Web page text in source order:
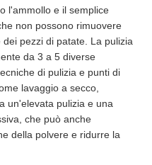
l'ammollo e il semplice
non possono rimuovere
pezzi di patate. La pulizia
da 3 a 5 diverse
di pulizia e punti di
lavaggio a secco,
un'elevata pulizia e una
che può anche
della polvere e ridurre la